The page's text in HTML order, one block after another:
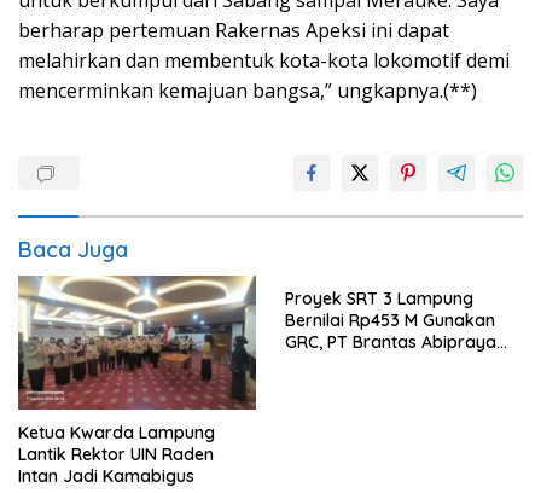
berharap pertemuan Rakernas Apeksi ini dapat
melahirkan dan membentuk kota-kota lokomotif demi
mencerminkan kemajuan bangsa,” ungkapnya.(**)
Baca Juga
Ketua Kwarda Lampung
Lantik Rektor UIN Raden
Intan Jadi Kamabigus
Proyek SRT 3 Lampung
Bernilai Rp453 M Gunakan
GRC, PT Brantas Abipraya